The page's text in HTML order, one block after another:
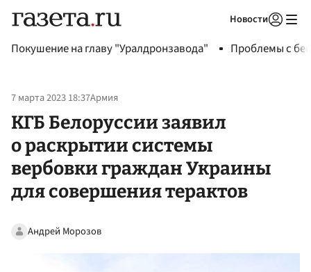
Новости
Покушение на главу "Уралдронзавода" Проблемы с
7 марта 2023 18:37Армия
КГБ Белоруссии заявил
о раскрытии системы
вербовки граждан Украины
для совершения терактов
Андрей Морозов